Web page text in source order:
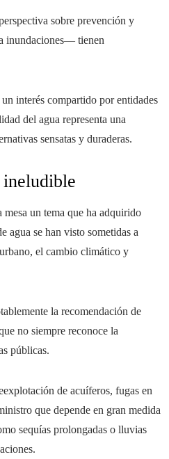
sobre prevención y
inundaciones— tienen
interés compartido por entidades
del agua representa una
sensatas y duraderas.
un tema que ha adquirido
agua se han visto sometidas a
el cambio climático y
la recomendación de
no siempre reconoce la
públicas.
de acuíferos, fugas en
que depende en gran medida
sequías prolongadas o lluvias